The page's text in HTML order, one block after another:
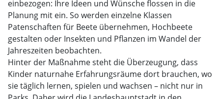
einbezogen: Ihre Ideen und Wünsche flossen in die
Planung mit ein. So werden einzelne Klassen
Patenschaften für Beete übernehmen, Hochbeete
gestalten oder Insekten und Pflanzen im Wandel der
Jahreszeiten beobachten.
Hinter der Maßnahme steht die Überzeugung, dass
Kinder naturnahe Erfahrungsräume dort brauchen, wo
sie täglich lernen, spielen und wachsen – nicht nur in